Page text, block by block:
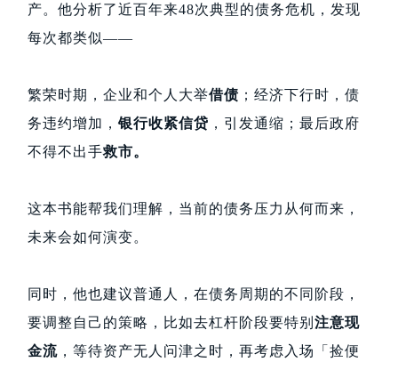
产。他分析了近百年来48次典型的债务危机，发现
每次都类似——
繁荣时期，企业和个人大举借债 ；经济下行时，债
务违约增加，银行收紧信贷 ，引发通缩；最后政府
不得不出手救市。
这本书能帮我们理解，当前的债务压力从何而来，
未来会如何演变。
同时，他也建议普通人，在债务周期的不同阶段，
要调整自己的策略，比如去杠杆阶段要特别 注意现
金流 ，等待资产无人问津之时，再考虑入场「捡便